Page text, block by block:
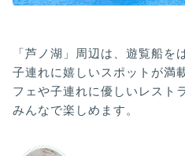
「芦ノ湖」周辺は、遊覧船
子連れに嬉しいスポットが満
フェや子連れに優しいレスト
みんなで楽しめます。